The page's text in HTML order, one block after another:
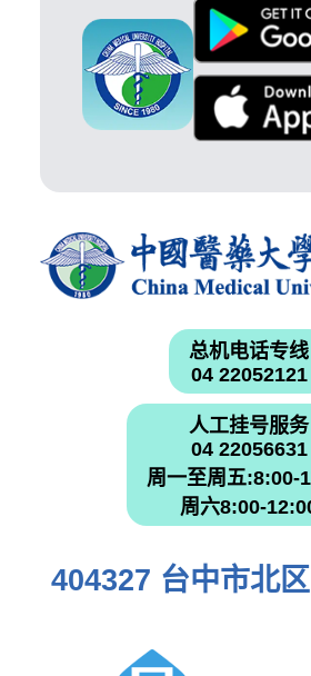
总机电话专线
04 22052121
人工挂号服务
04 22056631
周一至周五:8:00-
周六8:00-
404327 台中市北